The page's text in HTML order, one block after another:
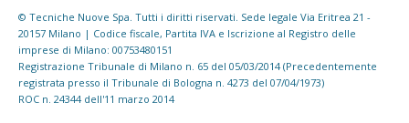
© Tecniche Nuove Spa. Tutti i diritti riservati. Sede legale Via Eritrea 21 -
20157 Milano | Codice fiscale, Partita IVA e Iscrizione al Registro delle
imprese di Milano: 00753480151
Registrazione Tribunale di Milano n. 65 del 05/03/2014 (Precedentemente
registrata presso il Tribunale di Bologna n. 4273 del 07/04/1973)
ROC n. 24344 dell'11 marzo 2014